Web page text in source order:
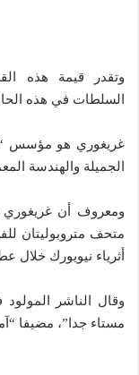
وتقدر قيمة هذه
السلطات في هذه
غريغوري هو مؤسس
الجميلة والهندسة
ومعروف أن
متحف متروبوليتان
أثرياء نيويورك خلال
وقال الناشر
مستاء جدا”، مضيفا